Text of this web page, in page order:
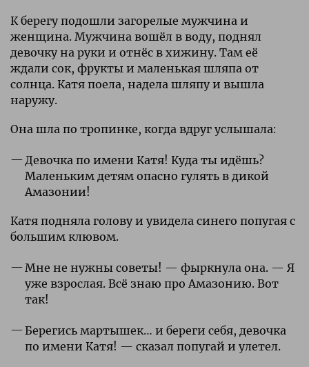
К берегу подошли загорелые мужчина и
женщина. Мужчина вошёл в воду, поднял
девочку на руки и отнёс в хижину. Там её
ждали сок, фрукты и маленькая шляпа от
солнца. Катя поела, надела шляпу и вышла
наружу.
Она шла по тропинке, когда вдруг услышала:
Девочка по имени Катя! Куда ты идёшь?
Маленьким детям опасно гулять в дикой
Амазонии!
Катя подняла голову и увидела синего попугая с
большим клювом.
Мне не нужны советы! — фыркнула она. — Я
уже взрослая. Всё знаю про Амазонию. Вот
так!
Берегись мартышек… и береги себя, девочка
по имени Катя! — сказал попугай и улетел.